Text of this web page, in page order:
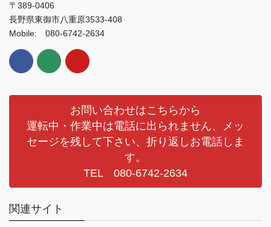
〒389-0406
長野県東御市八重原3533-408
Mobile: 080-6742-2634
お問い合わせはこちらから
運転中・作業中は電話に出られません、メッ
セージを残して下さい、折り返しお電話しま
す。
TEL 080-6742-2634
関連サイト